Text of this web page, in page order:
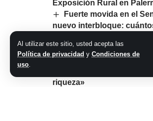
Al utilizar este sitio, usted acepta las
Política de privacidad y Condiciones de
uso.
Exposición Rural en
Fuerte movida en el
nuevo interbloque:
Nicolás Maduro se
Milei: dijo que Venezuela
riqueza»